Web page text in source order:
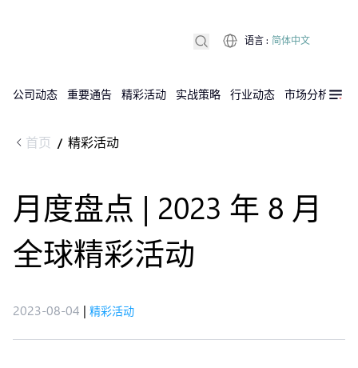
公司动态 重要通告 精彩活动 实战策略 行业动态 市场分析
语言 : 简体中文
首页 / 精彩活动
月度盘点 | 2023 年 8 月
全球精彩活动
2023-08-04 | 精彩活动